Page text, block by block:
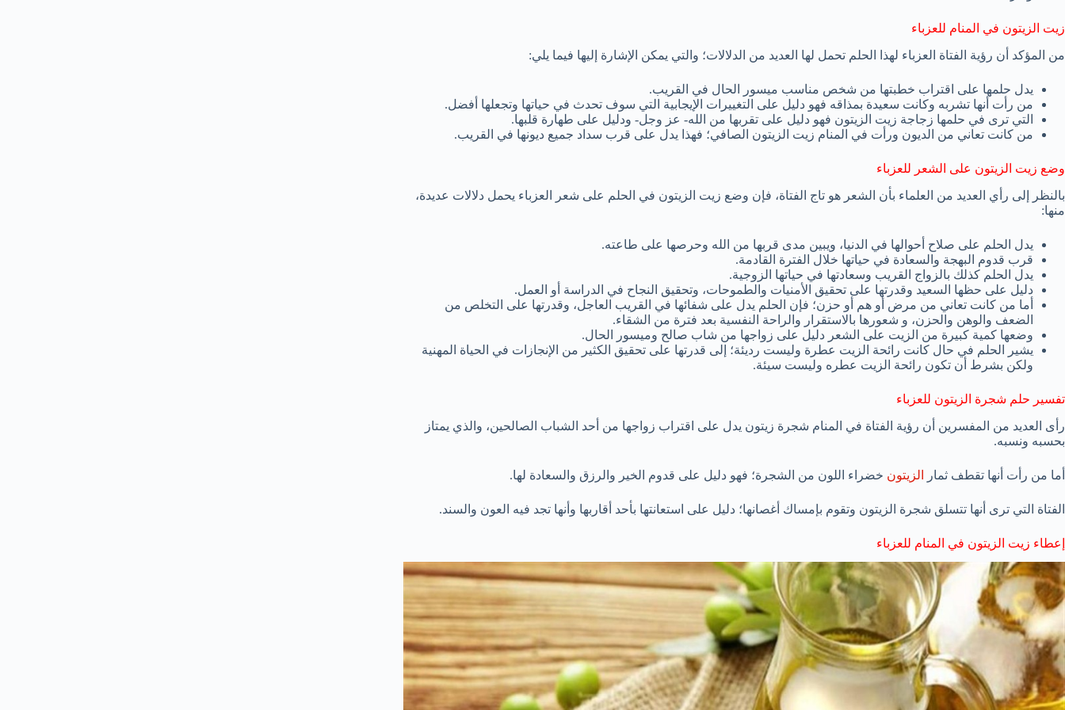
زيت الزيتون في المنام للعزباء
من المؤكد أن رؤية الفتاة العزباء لهذا الحلم تحمل لها العديد من الدلالات؛ والتي يمكن الإشارة إليها فيما يلي:
يدل حلمها على اقتراب خطبتها من شخص مناسب ميسور الحال في القريب.
من رأت أنها تشربه وكانت سعيدة بمذاقه فهو دليل على التغييرات الإيجابية التي سوف تحدث في حياتها وتجعلها أفضل.
التي ترى في حلمها زجاجة زيت الزيتون فهو دليل على تقربها من الله- عز وجل- ودليل على طهارة قلبها.
من كانت تعاني من الديون ورأت في المنام زيت الزيتون الصافي؛ فهذا يدل على قرب سداد جميع ديونها في القريب.
وضع زيت الزيتون على الشعر للعزباء
بالنظر إلى رأي العديد من العلماء بأن الشعر هو تاج الفتاة، فإن وضع زيت الزيتون في الحلم على شعر العزباء يحمل دلالات عديدة،
منها:
يدل الحلم على صلاح أحوالها في الدنيا، ويبين مدى قربها من الله وحرصها على طاعته.
قرب قدوم البهجة والسعادة في حياتها خلال الفترة القادمة.
يدل الحلم كذلك بالزواج القريب وسعادتها في حياتها الزوجية.
دليل على حظها السعيد وقدرتها على تحقيق الأمنيات والطموحات، وتحقيق النجاح في الدراسة أو العمل.
أما من كانت تعاني من مرض أو هم أو حزن؛ فإن الحلم يدل على شفائها في القريب العاجل، وقدرتها على التخلص من
الضعف والوهن والحزن، و شعورها بالاستقرار والراحة النفسية بعد فترة من الشقاء.
وضعها كمية كبيرة من الزيت على الشعر دليل على زواجها من شاب صالح وميسور الحال.
يشير الحلم في حال كانت رائحة الزيت عطرة وليست رديئة؛ إلى قدرتها على تحقيق الكثير من الإنجازات في الحياة المهنية
ولكن بشرط أن تكون رائحة الزيت عطره وليست سيئة.
تفسير حلم شجرة الزيتون للعزباء
رأى العديد من المفسرين أن رؤية الفتاة في المنام شجرة زيتون يدل على اقتراب زواجها من أحد الشباب الصالحين، والذي يمتاز
بحسبه ونسبه.
أما من رأت أنها تقطف ثمار الزيتون خضراء اللون من الشجرة؛ فهو دليل على قدوم الخير والرزق والسعادة لها.
الفتاة التي ترى أنها تتسلق شجرة الزيتون وتقوم بإمساك أغصانها؛ دليل على استعانتها بأحد أقاربها وأنها تجد فيه العون والسند.
إعطاء زيت الزيتون في المنام للعزباء